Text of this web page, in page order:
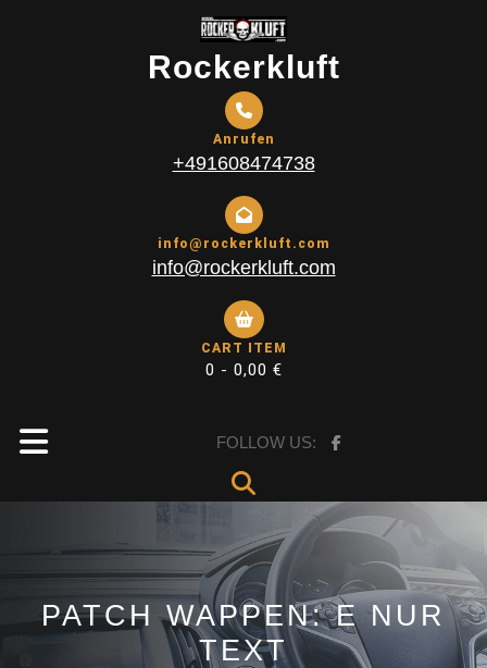
Rockerkluft
Anrufen
+491608474738
info@rockerkluft.com
info@rockerkluft.com
CART ITEM
0 - 0,00 €
Open
FOLLOW US:
PATCH WAPPEN: E NUR
TEXT